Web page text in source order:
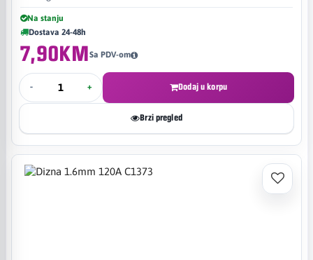
Na stanju
Dostava 24-48h
7,90KMSa PDV-om
- + Dodaj u korpu
Brzi pregled